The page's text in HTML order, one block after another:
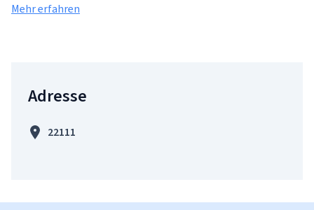
Mehr erfahren
Adresse
22111